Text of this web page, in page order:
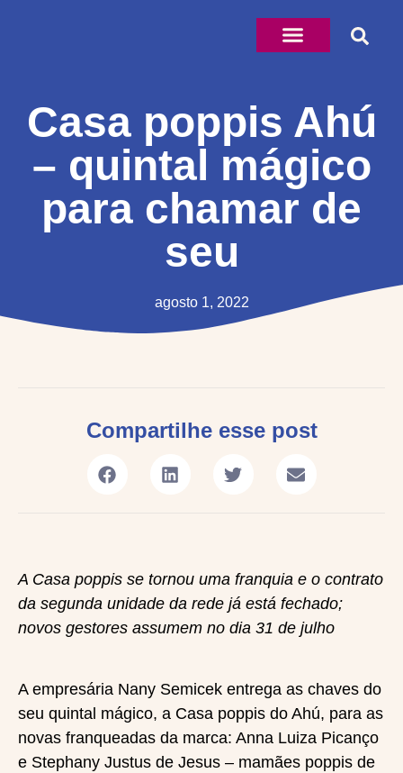
Casa poppis Ahú
– quintal mágico
para chamar de
seu
agosto 1, 2022
Compartilhe esse post
A Casa poppis se tornou uma franquia e o contrato
da segunda unidade da rede já está fechado;
novos gestores assumem no dia 31 de julho
A empresária Nany Semicek entrega as chaves do
seu quintal mágico, a Casa poppis do Ahú, para as
novas franqueadas da marca: Anna Luiza Picanço
e Stephany Justus de Jesus – mamães poppis de